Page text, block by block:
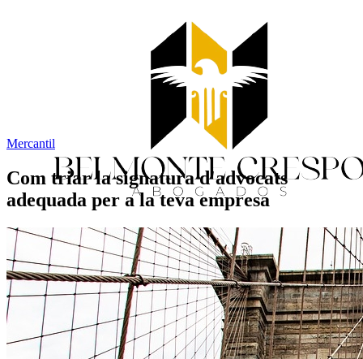
Inici
Serveis
Mercantil
Com triar la signatura d'advocats
adequada per a la teva empresa